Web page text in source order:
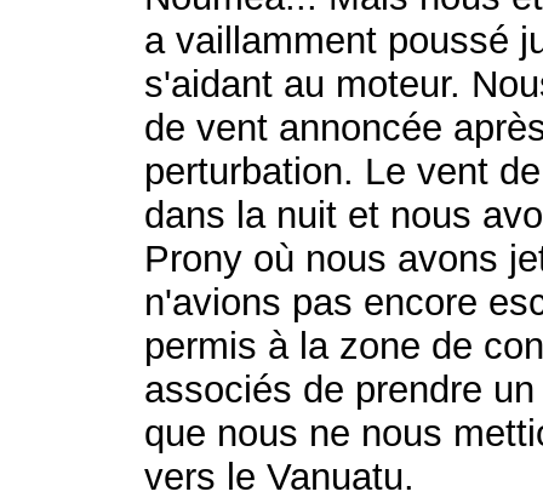
a vaillamment poussé
s'aidant au moteur.
de vent annoncée
perturbation. Le vent
dans la nuit et nous
Prony où nous avons
n'avions pas encore
permis à la zone de
associés de prendre
que nous ne nous
vers le Vanuatu.